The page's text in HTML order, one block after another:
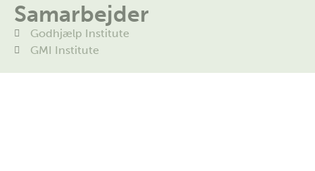
Samarbejder
Godhjælp Institute
GMI Institute